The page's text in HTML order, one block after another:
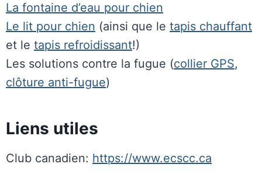
La fontaine d’eau pour chien
Le lit pour chien (ainsi que le tapis chauffant
et le tapis refroidissant!)
Les solutions contre la fugue (collier GPS,
clôture anti-fugue)
Liens utiles
Club canadien: https://www.ecscc.ca